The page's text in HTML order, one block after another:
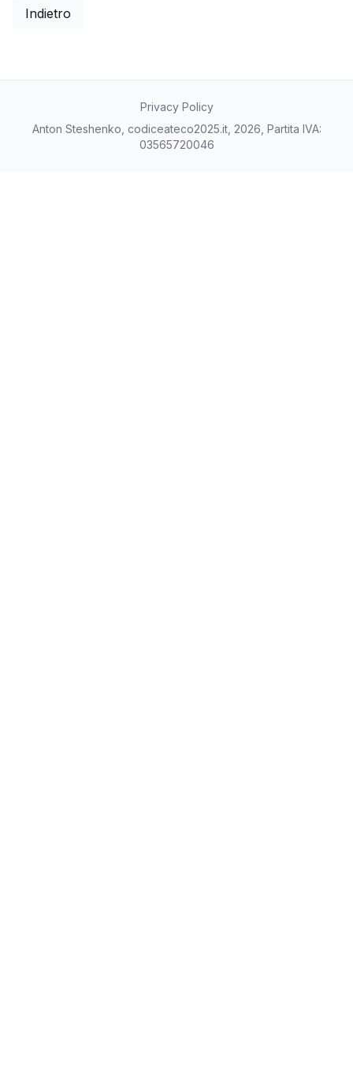
Indietro
Privacy Policy
Anton Steshenko, codiceateco2025.it, 2026, Partita IVA:
03565720046